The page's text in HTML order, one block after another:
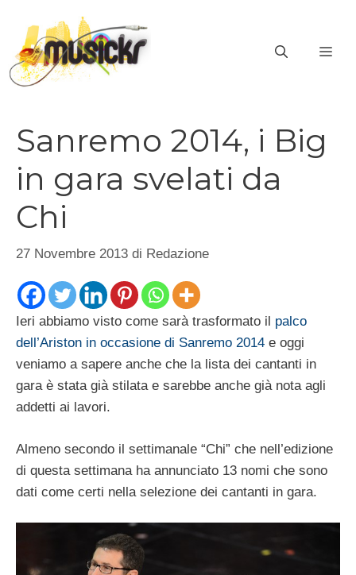
contenuto
Sanremo 2014, i Big
in gara svelati da
Chi
27 Novembre 2013 di Redazione
Ieri abbiamo visto come sarà trasformato il palco
dell’Ariston in occasione di Sanremo 2014 e oggi
veniamo a sapere anche che la lista dei cantanti in
gara è stata già stilata e sarebbe anche già nota agli
addetti ai lavori.
Almeno secondo il settimanale “Chi” che nell’edizione
di questa settimana ha annunciato 13 nomi che sono
dati come certi nella selezione dei cantanti in gara.